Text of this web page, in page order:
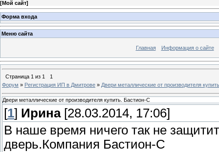
[Мой сайт]
Форма входа
Меню сайта
Главная Информация о сайте
Страница 1 из 1
1
Форум » Регистрация ИП в Дмитрове » Двери металлические от производителя
Двери металлические от производителя купить. Бастион-С
[1] Ирина[28.03.2014, 17:06]
В наше время ничего так не
дверь.Компания Бастион-С